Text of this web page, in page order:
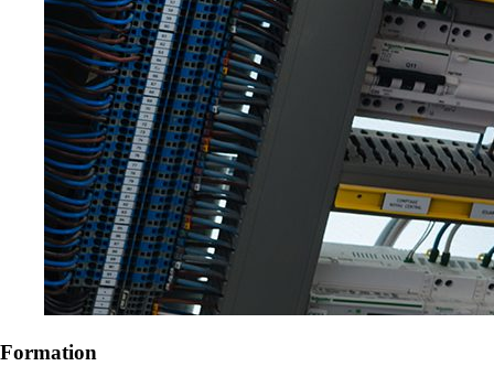
Formation